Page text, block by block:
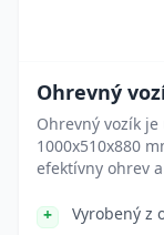
Ohrevný
Ohrevný vozík
1000x510x880
efektívny ohrev
Vyrobený z